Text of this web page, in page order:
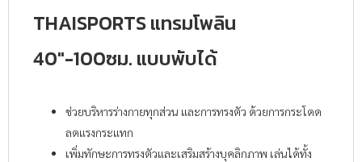
THAISPORTS แทรมโพลิน
40″-100ซม. แบบพับได้
ช่วยบริหารร่างกายทุกส่วน และการทรงตัว ด้วยการกระโดด
ลดแรงกระแทก
เพิ่มทักษะการทรงตัวและเสริมสร้างบุคลิกภาพ เล่นได้ทั้ง